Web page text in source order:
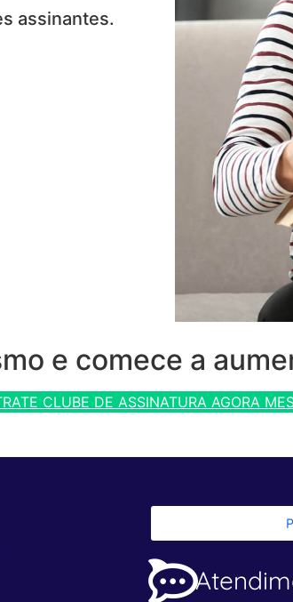
assinantes.
e comece a
CLUBE DE ASSINATURA AGORA